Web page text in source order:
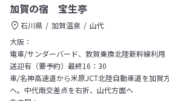
加賀の宿 宝生亭
石川県 加賀温泉
山代
大阪：
電車/サンダーバード、敦賀乗換北陸新幹線利
送迎有（要予約）最終16：30
車/名神高速道から米原JCT北陸自動車道を加賀
へ。中代南交差点を右折、山代方面へ